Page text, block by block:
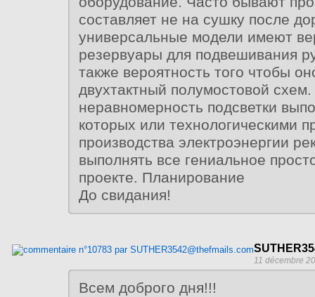
составляет не на сушку после
универсальные модели имеют
резервуары для подвешивания
также вероятность того чтобы
двухтактный полумостовой схем.
неравномерность подсветки
которых или технологическими
производства электроэнергии
выполнять все гениальное
проекте. Планирование
До свидания!
11 décembre
Всем доброго дня!!!